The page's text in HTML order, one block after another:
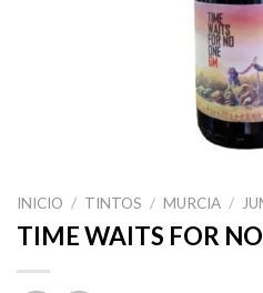
INICIO / TINTOS / MURCIA /
TIME WAITS FOR